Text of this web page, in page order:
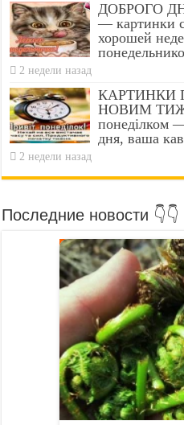
ДОБРОГО
— картинки
хорошей
2 недели назад
КАРТИНКИ
НОВИМ
понеділком
дня, ваша
2 недели назад
Последние новости 👇👇